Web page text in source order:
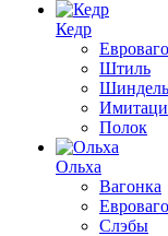
Кедр
Штиль
Полок
Ольха
Вагонка
Слэбы